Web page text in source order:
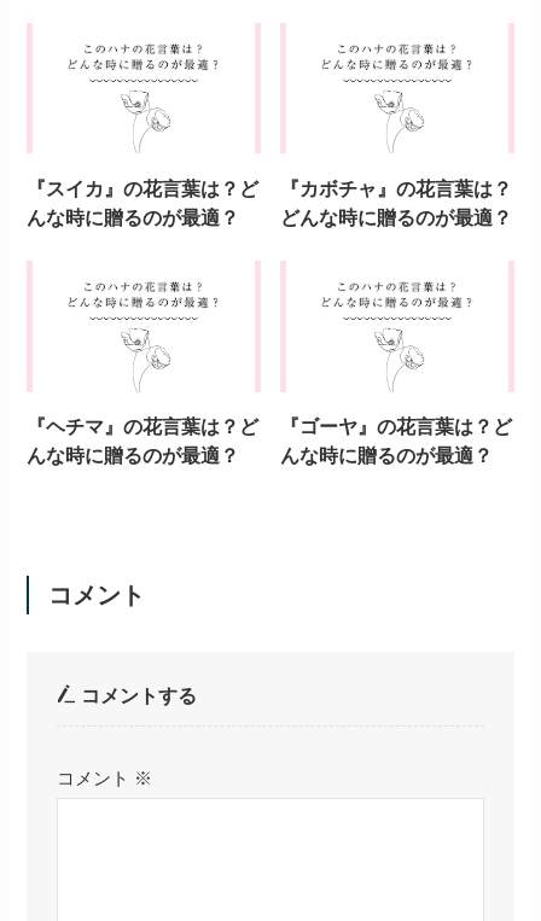
『スイカ』の花言葉は？ど
んな時に贈るのが最適？
『カボチャ』の花言葉は？
どんな時に贈るのが最適？
『ヘチマ』の花言葉は？ど
んな時に贈るのが最適？
『ゴーヤ』の花言葉は？ど
んな時に贈るのが最適？
コメント
コメントする
コメント ※